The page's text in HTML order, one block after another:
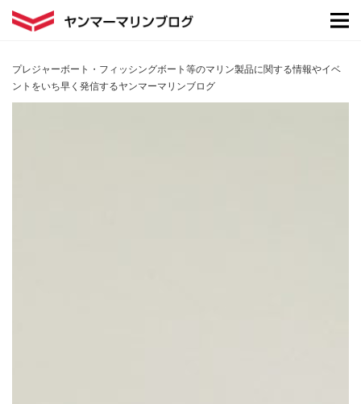
プレジャーボート・フィッシングボート等のマリン製品に関する情報やイベ
ントをいち早く発信するヤンマーマリンブログ